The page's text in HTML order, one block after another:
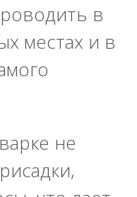
в
местах и в
не